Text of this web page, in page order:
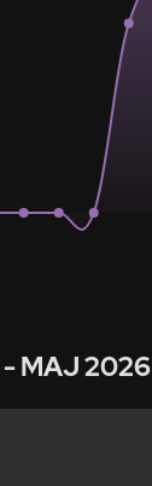
- MAJ 2026